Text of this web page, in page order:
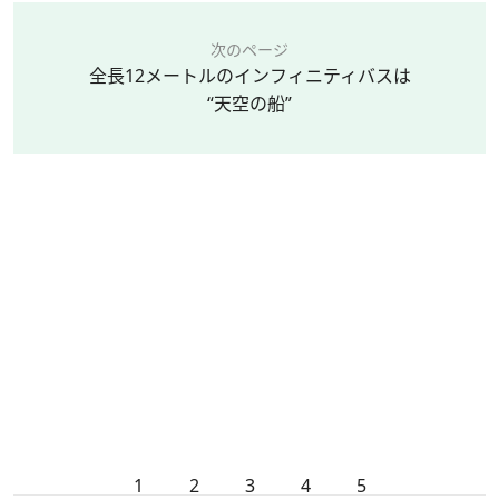
次のページ
全長12メートルのインフィニティバスは
“天空の船”
1 2 3 4 5